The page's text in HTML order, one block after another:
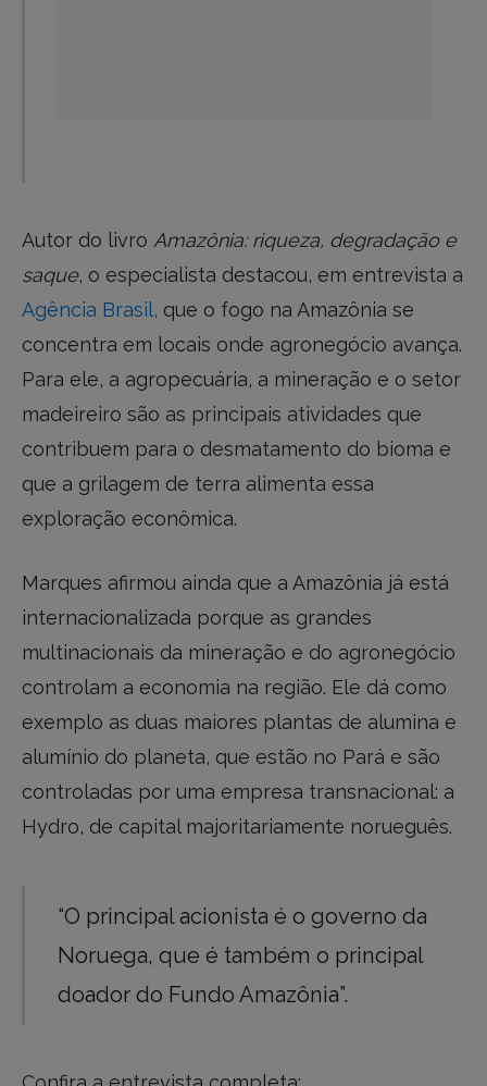
Autor do livro Amazônia: riqueza, degradação e
saque, o especialista destacou, em entrevista a
Agência Brasil, que o fogo na Amazônia se
concentra em locais onde agronegócio avança.
Para ele, a agropecuária, a mineração e o setor
madeireiro são as principais atividades que
contribuem para o desmatamento do bioma e
que a grilagem de terra alimenta essa
exploração econômica.
Marques afirmou ainda que a Amazônia já está
internacionalizada porque as grandes
multinacionais da mineração e do agronegócio
controlam a economia na região. Ele dá como
exemplo as duas maiores plantas de alumina e
alumínio do planeta, que estão no Pará e são
controladas por uma empresa transnacional: a
Hydro, de capital majoritariamente norueguês.
“O principal acionista é o governo da
Noruega, que é também o principal
doador do Fundo Amazônia”.